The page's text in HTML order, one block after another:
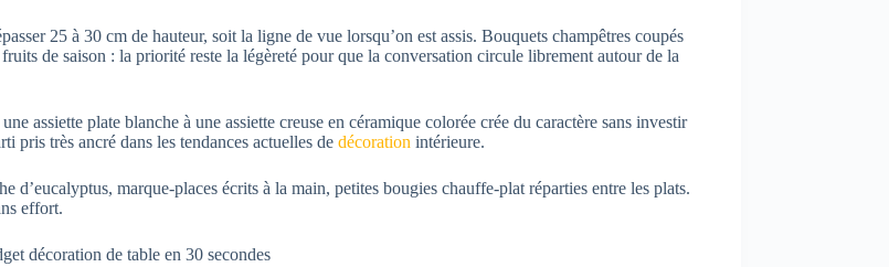
25 à 30 cm de hauteur, soit la ligne de vue lorsqu’on est assis. Bouquets champêtres coupés
de saison : la priorité reste la légèreté pour que la conversation circule librement autour de la
assiette plate blanche à une assiette creuse en céramique colorée crée du caractère sans investir
pris très ancré dans les tendances actuelles de décoration intérieure.
d’eucalyptus, marque-places écrits à la main, petites bougies chauffe-plat réparties entre les plats.
effort.